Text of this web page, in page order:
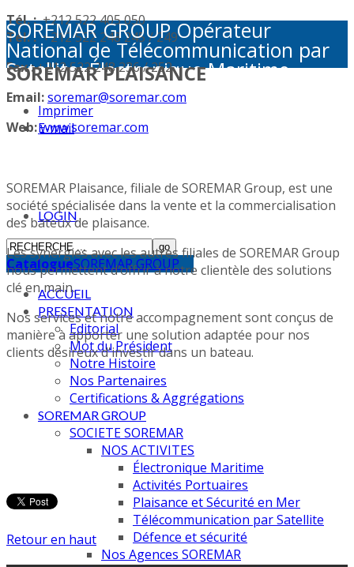
Tél. :+212 522 405 050
Tél. :+212 522 248 245 / 249
Fax :+212 522 248 236 / 252
Email:soremar@soremar.com
Web:www.soremar.com
LOGIN
CatalogueSOREMAR GROUP
ACCUEIL
PRESENTATION
Editorial
Mot du Président
Notre Histoire
Nos Partenaires
Certifications & Aggrégations
SOREMAR GROUP
SOCIETE SOREMAR
NOS ACTIVITES
Électronique Maritime
Activités Portuaires
Plaisance et Sécurité en Mer
Télécommunication par Satellite
Défence et sécurité
Nos Agences SOREMAR
SOREMAR GROUP Opérateur
National de Télécommunication par
Satellite: Électronique Maritime -
Activités Portuaires - Plaisance et
Sécurité en Mer - Télécommunication
par Satellite - Défense et sécurité -
SOREMAR PLAISANCE
Imprimer
E-mail
SOREMAR Plaisance, filiale de SOREMAR Group, est une
société spécialisée dans la vente et la commercialisation
des bateux de plaisance.
Les synergies avec les autres filiales de SOREMAR Group
nous permettent d’offrir à notre clientèle des solutions
clé en main.
Nos services et notre accompagnement sont conçus de
manière à apporter une solution adaptée pour nos
clients désireux d'investir dans un bateau.
Retour en haut